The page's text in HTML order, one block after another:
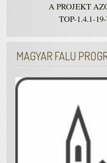
A PROJEKT
TOP-1.4.1-
MAGYAR FALU